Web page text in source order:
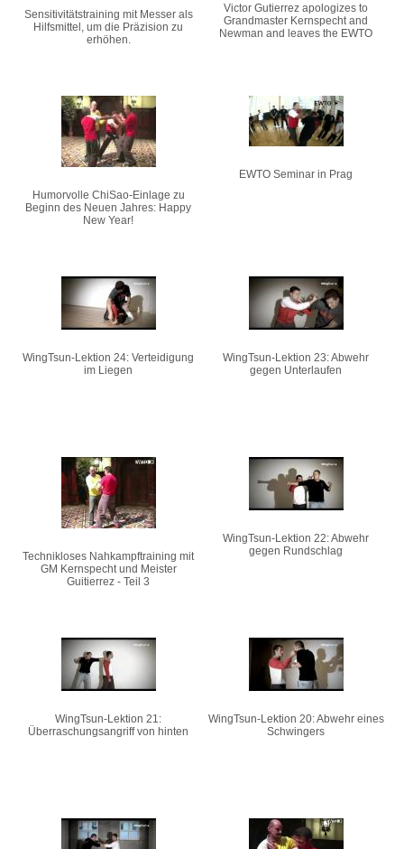
Sensitivitätstraining mit Messer als
Hilfsmittel, um die Präzision zu
erhöhen.
Victor Gutierrez apologizes to
Grandmaster Kernspecht and
Newman and leaves the EWTO
Humorvolle ChiSao-Einlage zu
Beginn des Neuen Jahres: Happy
New Year!
EWTO Seminar in Prag
WingTsun-Lektion 24: Verteidigung
im Liegen
WingTsun-Lektion 23: Abwehr
gegen Unterlaufen
Technikloses Nahkampftraining mit
GM Kernspecht und Meister
Guitierrez - Teil 3
WingTsun-Lektion 22: Abwehr
gegen Rundschlag
WingTsun-Lektion 21:
Überraschungsangriff von hinten
WingTsun-Lektion 20: Abwehr eines
Schwingers